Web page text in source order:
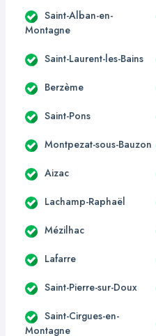
Saint-Alban-en-
Montagne
Saint-Laurent-les-Bains
Berzème
Saint-Pons
Montpezat-sous-Bauzon
Aizac
Lachamp-Raphaël
Mézilhac
Lafarre
Saint-Pierre-sur-Doux
Saint-Cirgues-en-
Montagne